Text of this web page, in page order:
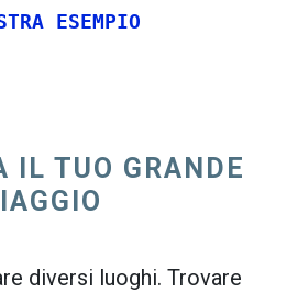
CO
ESEMPIO
IL TUO GRANDE
diversi luoghi. Trovare